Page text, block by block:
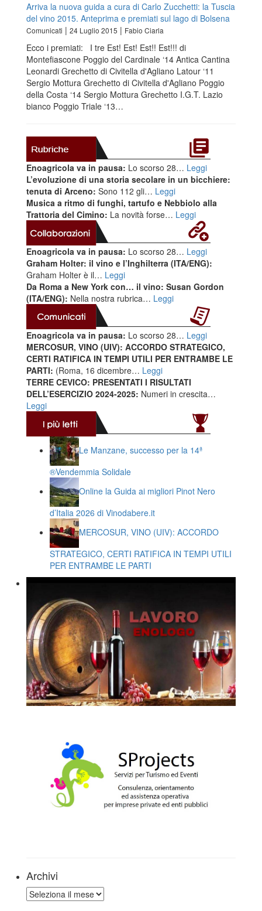
Arriva la nuova guida a cura di Carlo Zucchetti: la Tuscia
del vino 2015. Anteprima e premiati sul lago di Bolsena
Comunicati | 24 Luglio 2015 | Fabio Ciarla
Ecco i premiati: I tre Est! Est! Est!! Est!!! di
Montefiascone Poggio del Cardinale ‘14 Antica Cantina
Leonardi Grechetto di Civitella d'Agliano Latour ‘11
Sergio Mottura Grechetto di Civitella d'Agliano Poggio
della Costa ‘14 Sergio Mottura Grechetto I.G.T. Lazio
bianco Poggio Triale ‘13…
Enoagricola va in pausa: Lo scorso 28… Leggi
L’evoluzione di una storia secolare in un bicchiere:
tenuta di Arceno: Sono 112 gli… Leggi
Musica a ritmo di funghi, tartufo e Nebbiolo alla
Trattoria del Cimino: La novità forse… Leggi
Enoagricola va in pausa: Lo scorso 28… Leggi
Graham Holter: il vino e l’Inghilterra (ITA/ENG):
Graham Holter è il… Leggi
Da Roma a New York con… il vino: Susan Gordon
(ITA/ENG): Nella nostra rubrica… Leggi
Enoagricola va in pausa: Lo scorso 28… Leggi
MERCOSUR, VINO (UIV): ACCORDO STRATEGICO,
CERTI RATIFICA IN TEMPI UTILI PER ENTRAMBE LE
PARTI: (Roma, 16 dicembre… Leggi
TERRE CEVICO: PRESENTATI I RISULTATI
DELL’ESERCIZIO 2024-2025: Numeri in crescita…
Leggi
Le Manzane, successo per la 14ª
®️Vendemmia Solidale
Online la Guida ai migliori Pinot Nero
d’Italia 2026 di Vinodabere.it
MERCOSUR, VINO (UIV): ACCORDO
STRATEGICO, CERTI RATIFICA IN TEMPI UTILI
PER ENTRAMBE LE PARTI
Archivi
Archivi